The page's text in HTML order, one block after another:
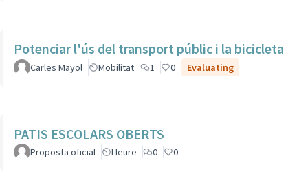
Potenciar l'ús del transport públic i la bicicleta
Carles Mayol Mobilitat 1 0 Evaluating
PATIS ESCOLARS OBERTS
Proposta oficial Lleure 0 0